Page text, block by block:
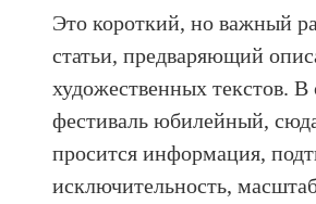
Это короткий, но важный
статьи, предваряющий
художественных текстов. В
фестиваль юбилейный,
просится информация,
исключительность,